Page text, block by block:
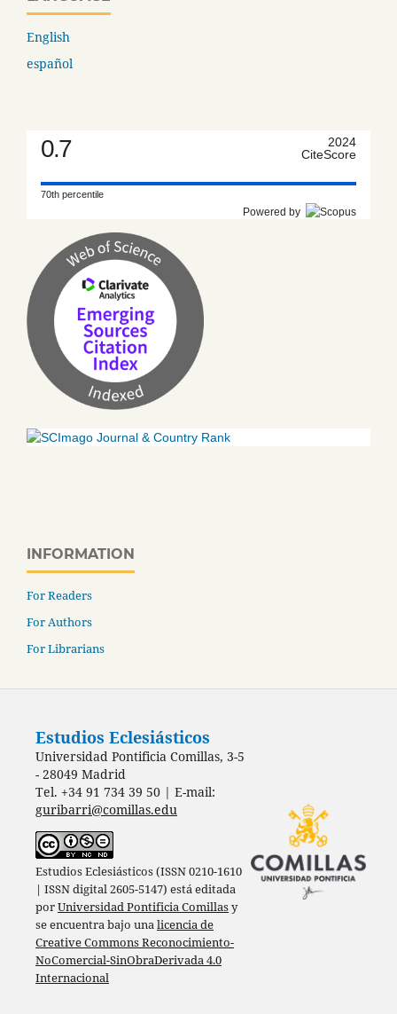
English
español
0.7
2024
CiteScore
70th percentile
Powered by
INFORMATION
For Readers
For Authors
For Librarians
Estudios Eclesiásticos
Universidad Pontificia Comillas, 3-5
- 28049 Madrid
Tel. +34 91 734 39 50 | E-mail:
guribarri@comillas.edu
Estudios Eclesiásticos (ISSN 0210-1610
| ISSN digital 2605-5147) está editada
porUniversidad Pontificia Comillasy
se encuentra bajo unalicencia de
Creative Commons Reconocimiento-
NoComercial-SinObraDerivada 4.0
Internacional